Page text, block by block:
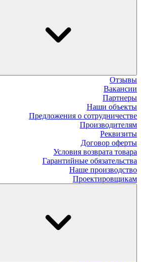
Отзывы
Вакансии
Партнеры
Наши объекты
Предложения о сотрудничестве
Производителям
Реквизиты
Договор оферты
Условия возврата товара
Гарантийные обязательства
Наше производство
Проектировщикам